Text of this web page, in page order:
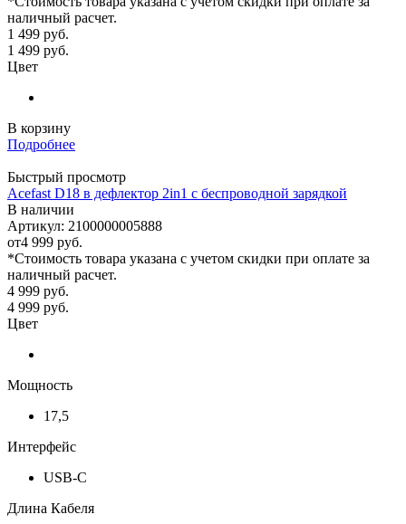
наличный расчет.
1 499 руб.
1 499 руб.
Цвет
В корзину
Подробнее
Быстрый просмотр
Acefast D18 в дефлектор 2in1 с беспроводной зарядкой
В наличии
Артикул: 2100000005888
от4 999 руб.
*Стоимость товара указана с учетом скидки при оплате за
наличный расчет.
4 999 руб.
4 999 руб.
Цвет
Мощность
17,5
Интерфейс
USB-C
Длина Кабеля